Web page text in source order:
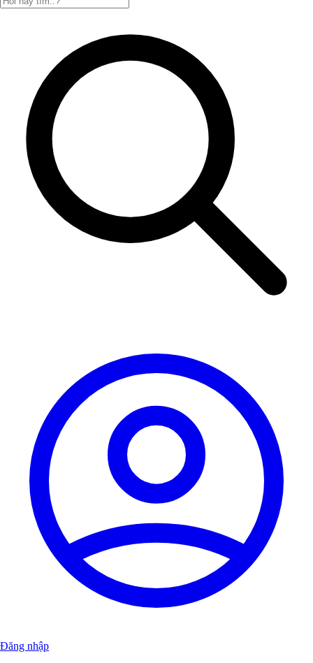
Đăng nhập